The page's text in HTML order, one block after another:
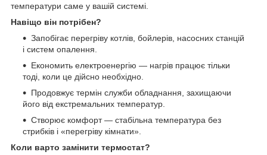
температури саме у вашій системі.
Навіщо він потрібен?
Запобігає перегріву котлів, бойлерів, насосних станцій
і систем опалення.
Економить електроенергію — нагрів працює тільки
тоді, коли це дійсно необхідно.
Продовжує термін служби обладнання, захищаючи
його від екстремальних температур.
Створює комфорт — стабільна температура без
стрибків і «перегріву кімнати».
Коли варто замінити термостат?